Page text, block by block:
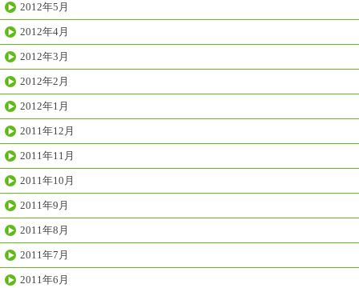
2012年5月
2012年4月
2012年3月
2012年2月
2012年1月
2011年12月
2011年11月
2011年10月
2011年9月
2011年8月
2011年7月
2011年6月